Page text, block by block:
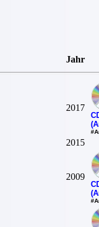
Jahr
2017
2015
2009